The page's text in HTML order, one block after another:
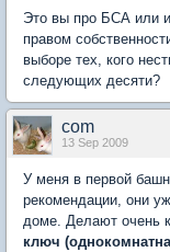
Это вы про БСА или
правом
выборе тех, кого
следующих десяти?
com
13 Sep 2009
У меня в первой
рекомендации, они
доме. Делают очень
ключ